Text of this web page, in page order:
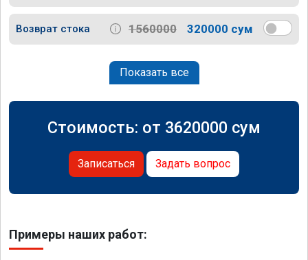
Возврат стока 1560000 320000 сум
Показать все
Стоимость: от 3620000 сум
Записаться Задать вопрос
Примеры наших работ: